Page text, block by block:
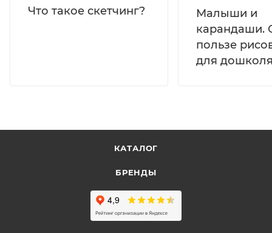
Что такое скетчинг?
Малыши и
карандаши.
пользе
для
КАТАЛОГ
БРЕНДЫ